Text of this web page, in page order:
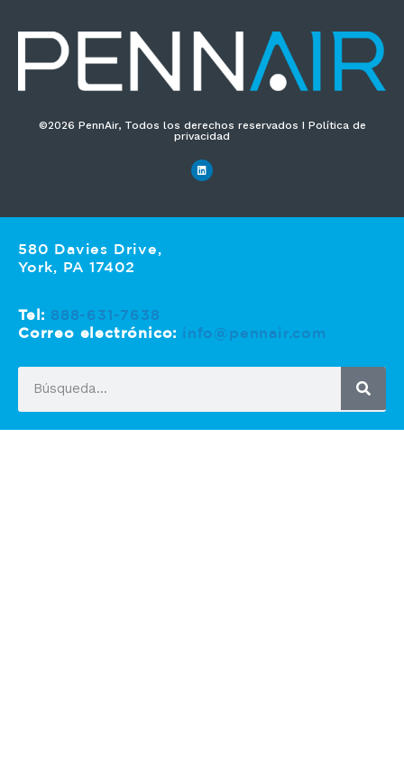
©2026 PennAir, Todos los derechos reservados I Política de
privacidad
580 Davies Drive,
York, PA 17402
Tel: 888-631-7638
Correo electrónico: info@pennair.com